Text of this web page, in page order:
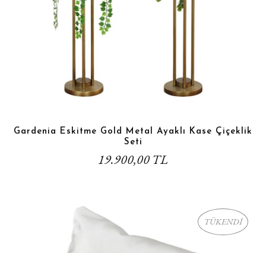
Gardenia Eskitme Gold Metal Ayaklı Kase Çiçeklik
Seti
19.900,00 TL
TÜKENDİ